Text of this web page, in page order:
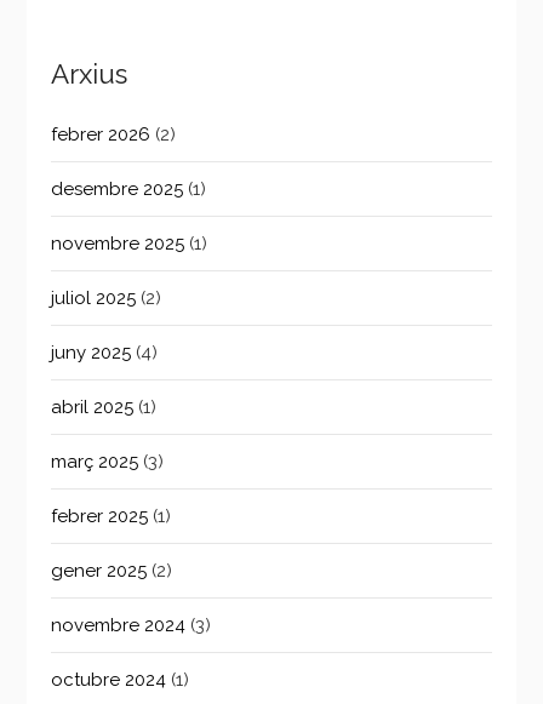
Arxius
febrer 2026 (2)
desembre 2025 (1)
novembre 2025 (1)
juliol 2025 (2)
juny 2025 (4)
abril 2025 (1)
març 2025 (3)
febrer 2025 (1)
gener 2025 (2)
novembre 2024 (3)
octubre 2024 (1)